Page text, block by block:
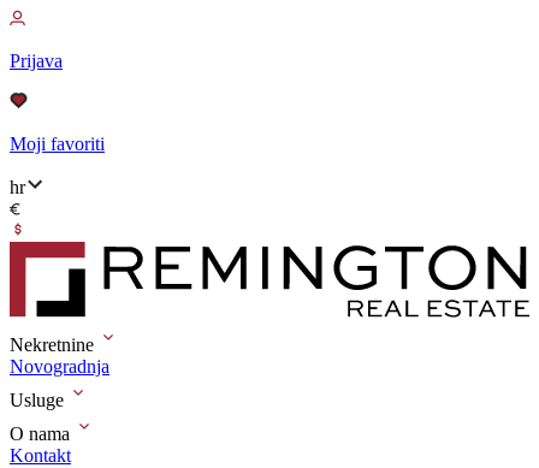
Prijava
Moji favoriti
hr
Nekretnine
Novogradnja
Usluge
O nama
Kontakt